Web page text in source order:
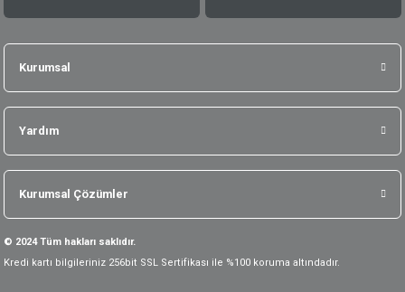
Kurumsal
Yardım
Kurumsal Çözümler
© 2024 Tüm hakları saklıdır.
Kredi kartı bilgileriniz 256bit SSL Sertifikası ile %100 koruma altındadır.